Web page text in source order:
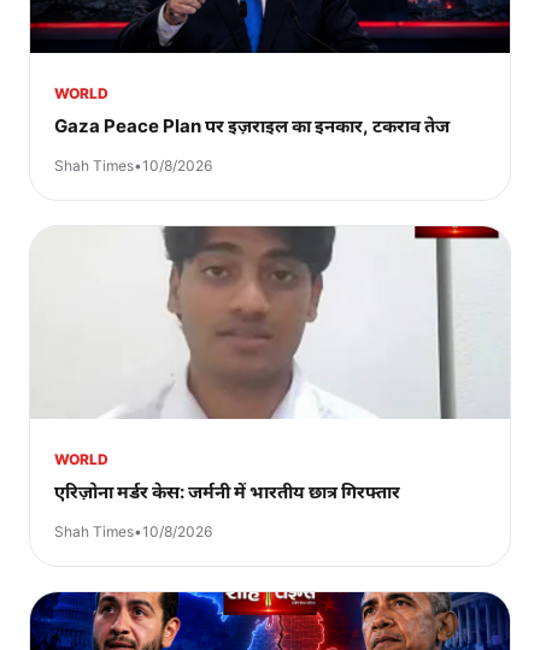
WORLD
Gaza Peace Plan पर इज़राइल का इनकार, टकराव तेज
Shah Times•10/8/2026
WORLD
एरिज़ोना मर्डर केस: जर्मनी में भारतीय छात्र गिरफ्तार
Shah Times•10/8/2026